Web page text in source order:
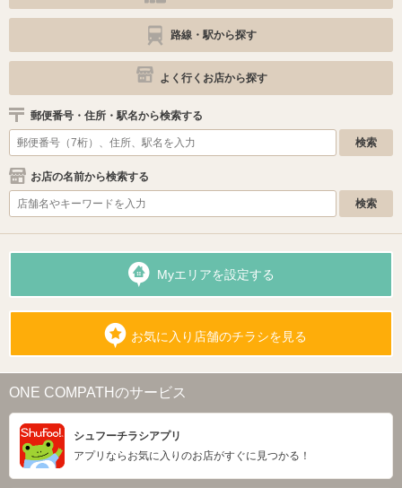
路線・駅から探す
よく行くお店から探す
郵便番号・住所・駅名から検索する
お店の名前から検索する
Myエリアを設定する
お気に入り店舗のチラシを見る
ONE COMPATHのサービス
シュフーチラシアプリ
アプリならお気に入りのお店がすぐに見つかる！